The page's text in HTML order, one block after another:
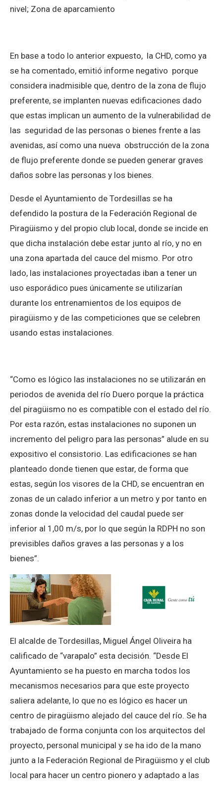
nivel; Zona de aparcamiento
En base a todo lo anterior expuesto, la CHD, como ya
se ha comentado, emitió informe negativo porque
considera inadmisible que, dentro de la zona de flujo
preferente, se implanten nuevas edificaciones dado
que estas implican un aumento de la vulnerabilidad de
las seguridad de las personas o bienes frente a las
avenidas, así como una nueva obstrucción de la zona
de flujo preferente donde se pueden generar graves
daños sobre las personas y los bienes.
Desde el Ayuntamiento de Tordesillas se ha
defendido la postura de la Federación Regional de
Piragüismo y del propio club local, donde se incide en
que dicha instalación debe estar junto al río, y no en
una zona apartada del cauce del mismo. Por otro
lado, las instalaciones proyectadas iban a tener un
uso esporádico pues únicamente se utilizarían
durante los entrenamientos de los equipos de
piragüismo y de las competiciones que se celebren
usando estas instalaciones.
“Como es lógico las instalaciones no se utilizarán en
periodos de avenida del río Duero porque la práctica
del piragüismo no es compatible con el estado del río.
Por esta razón, estas instalaciones no suponen un
incremento del peligro para las personas” alude en su
expositivo el consistorio. Las edificaciones se han
planteado donde tienen que estar, de forma que
estas, según los visores de la CHD, se encuentran en
zonas de un calado inferior a un metro y por tanto en
zonas donde la velocidad del caudal puede ser
inferior al 1,00 m/s, por lo que según la RDPH no son
previsibles daños graves a las personas y a los
bienes”.
El alcalde de Tordesillas, Miguel Ángel Oliveira ha
calificado de “varapalo” esta decisión. “Desde El
Ayuntamiento se ha puesto en marcha todos los
mecanismos necesarios para que este proyecto
saliera adelante, lo que no es lógico es hacer un
centro de piragüismo alejado del cauce del río. Se ha
trabajado de forma conjunta con los arquitectos del
proyecto, personal municipal y se ha ido de la mano
junto a la Federación Regional de Piragüismo y el club
local para hacer un centro pionero y adaptado a las